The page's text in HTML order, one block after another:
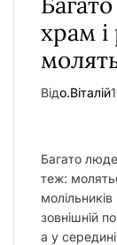
храм і
Відо.Віталій
Багато
теж:
зовнішній
а у